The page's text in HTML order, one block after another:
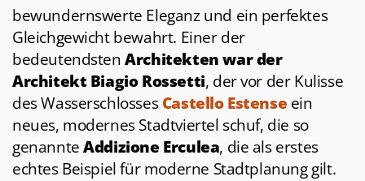
bewundernswerte Eleganz und ein perfektes
Gleichgewicht bewahrt. Einer der
bedeutendstenArchitekten war der
Architekt Biagio Rossetti, der vor der Kulisse
des WasserschlossesCastello Estense ein
neues, modernes Stadtviertel schuf, die so
genannteAddizione Erculea, die als erstes
echtes Beispiel für moderne Stadtplanung gilt.